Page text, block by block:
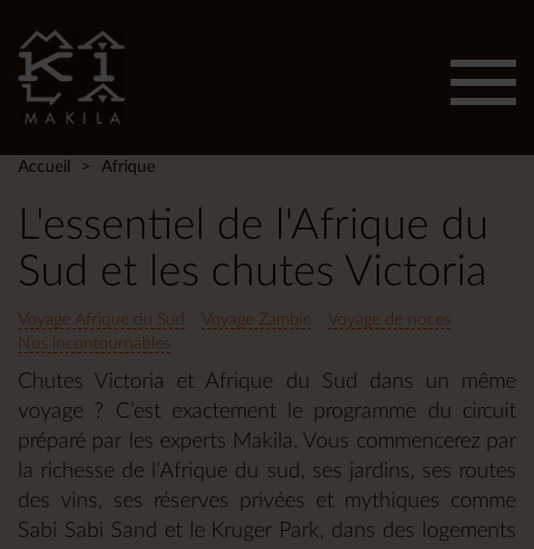
Accueil Afrique
L'essentiel de l'Afrique du
Sud et les chutes Victoria
Voyage Afrique du Sud Voyage Zambie
Voyage de noces
Nos incontournables
Chutes Victoria et Afrique du Sud dans un même
voyage ? C’est exactement le programme du circuit
préparé par les experts Makila. Vous commencerez par
la richesse de l’Afrique du sud, ses jardins, ses routes
des vins, ses réserves privées et mythiques comme
Sabi Sabi Sand et le Kruger Park, dans des logements